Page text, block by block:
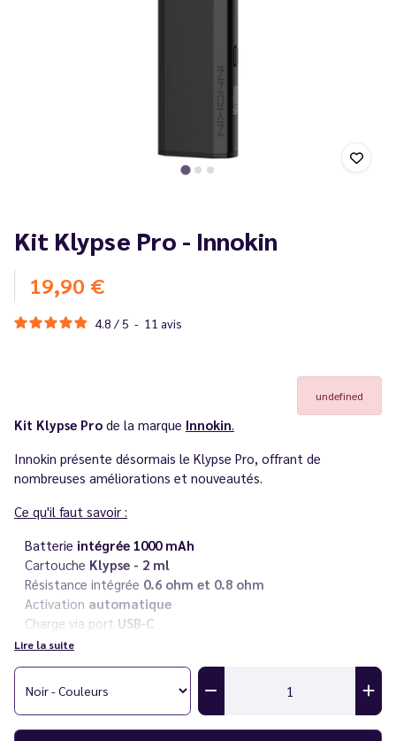
Kit Klypse Pro - Innokin
19,90 €
4.8 / 5 - 11 avis
undefined
Kit Klypse Pro de la marque Innokin.
Innokin présente désormais le Klypse Pro, offrant de
nombreuses améliorations et nouveautés.
Ce qu'il faut savoir :
Batterie intégrée 1000 mAh
Cartouche Klypse - 2 ml
Résistance intégrée 0.6 ohm et 0.8 ohm
Activation automatique
Charge via port USB-C
Conseils:
Le Vapoteur Discount vous suggère d'utiliser des
avec au moins de 50% de propylène glycol (PG) afin d'éviter
les fuites.
Lire la suite